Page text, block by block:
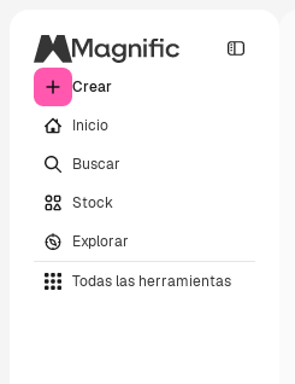
Crear
Inicio
Buscar
Stock
Explorar
Todas las herramientas